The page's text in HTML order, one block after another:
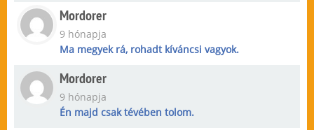
Mordorer
9 hónapja
Ma megyek rá, rohadt kíváncsi vagyok.
Mordorer
9 hónapja
Én majd csak tévében tolom.